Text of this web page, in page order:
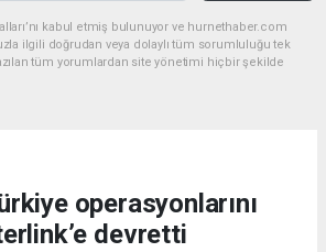
kabul etmiş bulunuyor ve hurnethaber.com
ilgili doğrudan veya dolaylı tüm sorumluluğu tek
tüm yorumlardan site yönetimi hiçbir şekilde
operasyonlarını
devretti